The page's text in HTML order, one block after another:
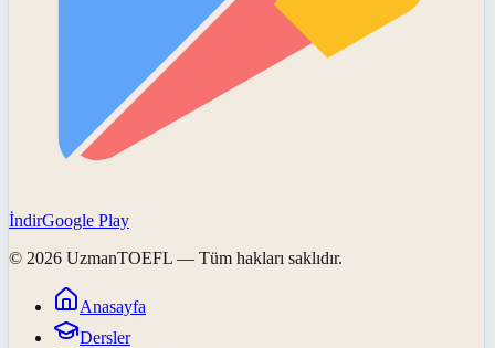
İndirGoogle Play
© 2026 UzmanTOEFL — Tüm hakları saklıdır.
Anasayfa
Dersler